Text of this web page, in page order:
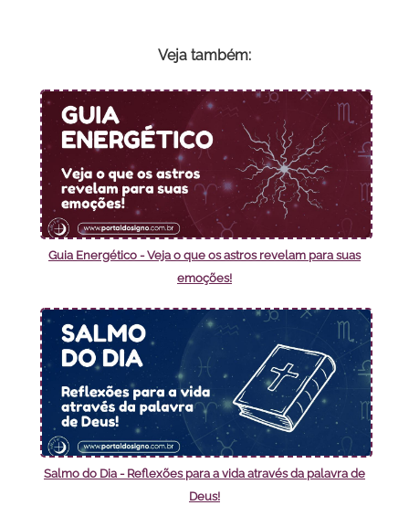
Veja também:
Guia Energético - Veja o que os astros revelam para suas
emoções!
Salmo do Dia - Reflexões para a vida através da palavra de
Deus!